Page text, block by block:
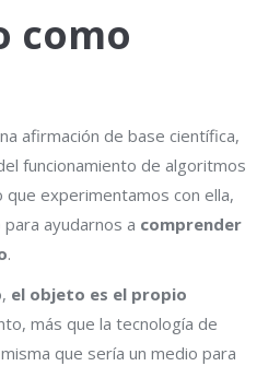
como
afirmación de base científica,
funcionamiento de algoritmos
que experimentamos con ella,
ayudarnos a comprender
.
el objeto es el propio
más que la tecnología de
que sería un medio para